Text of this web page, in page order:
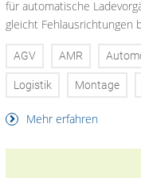
für automatische
gleicht Fehlausrichtungen
AGV AMR
Logistik Montage
Mehr erfahren